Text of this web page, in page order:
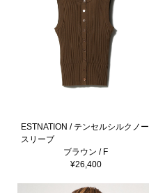
ESTNATION / テンセルシルクノー
スリーブ
ブラウン / F
¥26,400